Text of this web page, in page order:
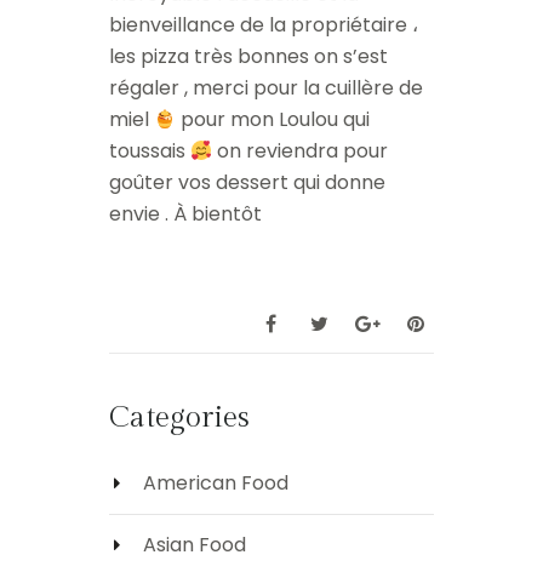
bienveillance de la propriétaire ،
les pizza très bonnes on s’est
régaler , merci pour la cuillère de
miel
pour mon Loulou qui
toussais
on reviendra pour
goûter vos dessert qui donne
envie . À bientôt
Categories
American Food
Asian Food